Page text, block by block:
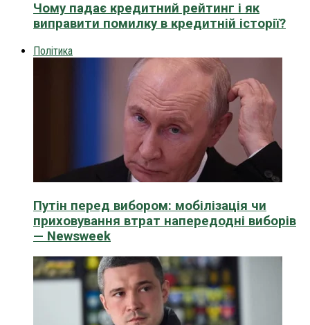
Чому падає кредитний рейтинг і як
виправити помилку в кредитній історії?
Політика
Путін перед вибором: мобілізація чи
приховування втрат напередодні виборів
— Newsweek